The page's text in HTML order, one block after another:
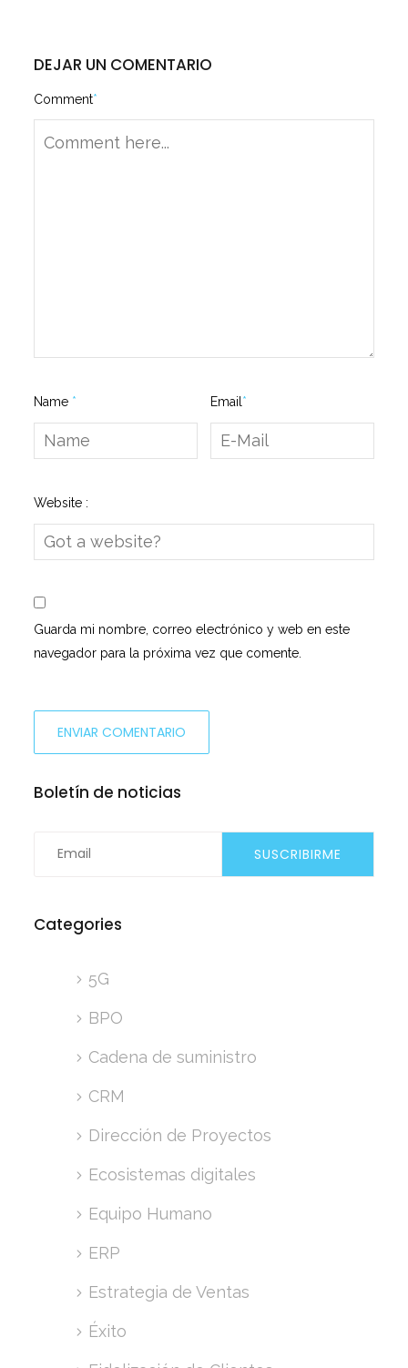
DEJAR UN COMENTARIO
Comment*
Name * Email *
Website :
Guarda mi nombre, correo electrónico y web en este
navegador para la próxima vez que comente.
Boletín de noticias
Categories
5G
BPO
Cadena de suministro
CRM
Dirección de Proyectos
Ecosistemas digitales
Equipo Humano
ERP
Estrategia de Ventas
Éxito